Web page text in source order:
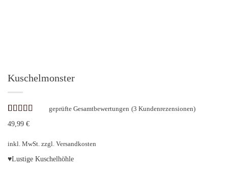
Kuschelmonster
Bewertet
mit5 von 5,
auf
3
geprüfte Gesamtbewertungen (3 Kundenrezensionen)
49,99 €
inkl. MwSt. zzgl. Versandkosten
♥Lustige Kuschelhöhle